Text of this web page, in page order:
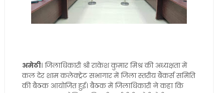
अमेठी। जिलाधिकारी श्री राकेश कुमार मिश्र की अध्यक्षता में
कल देर शाम कलेक्ट्रेट सभागार में जिला स्तरीय बैंकर्स समिति
की बैठक आयोजित हुई। बैठक में जिलाधिकारी ने कहा कि